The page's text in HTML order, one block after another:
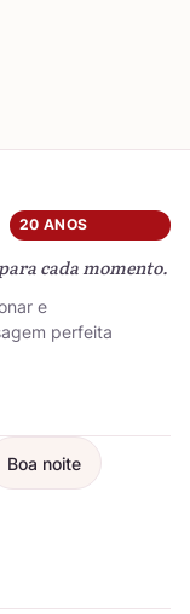
20 ANOS
cada momento.
e
perfeita
Boa noite